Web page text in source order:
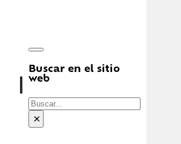
Buscar en el sitio
web
Buscar
×